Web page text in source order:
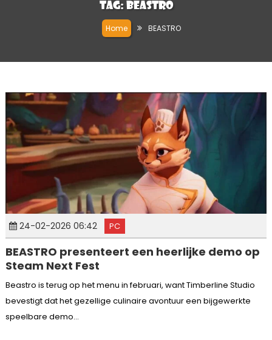
Tag: BEASTRO
Home BEASTRO
24-02-2026 06:42 PC
BEASTRO presenteert een heerlijke demo op
Steam Next Fest
Beastro is terug op het menu in februari, want Timberline Studio
bevestigt dat het gezellige culinaire avontuur een bijgewerkte
speelbare demo...